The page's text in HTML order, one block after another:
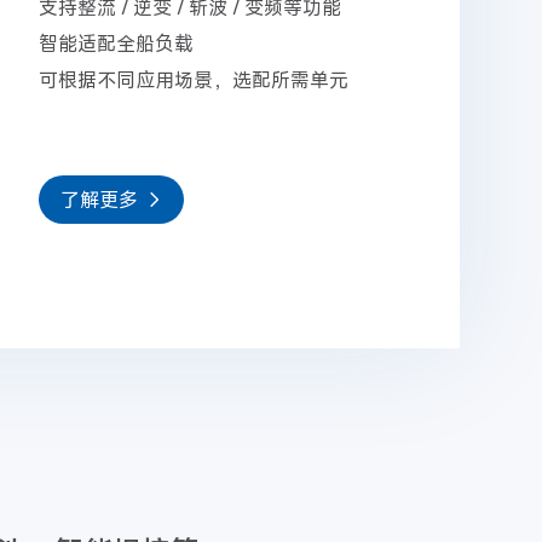
支持整流 / 逆变 / 斩波 / 变频等功能
智能适配全船负载
可根据不同应用场景，选配所需单元
了解更多